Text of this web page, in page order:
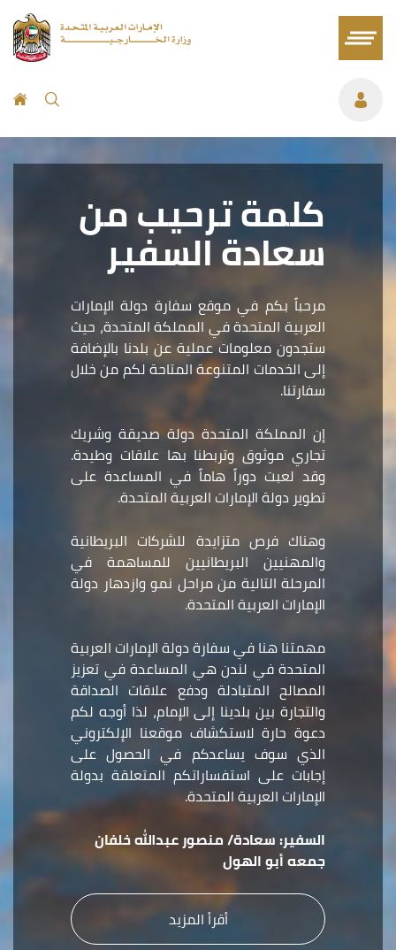
كلمة ترحيب من
سعادة السفير
مرحباً بكم في موقع سفارة دولة الإمارات
العربية المتحدة في المملكة المتحدة، حيث
ستجدون معلومات عملية عن بلدنا بالإضافة
إلى الخدمات المتنوعة المتاحة لكم من خلال
سفارتنا.
إن المملكة المتحدة دولة صديقة وشريك
تجاري موثوق وتربطنا بها علاقات وطيدة.
وقد لعبت دوراً هاماً في المساعدة على
تطوير دولة الإمارات العربية المتحدة.
وهناك فرص متزايدة للشركات البريطانية
والمهنيين البريطانيين للمساهمة في
المرحلة التالية من مراحل نمو وازدهار دولة
الإمارات العربية المتحدة.
مهمتنا هنا في سفارة دولة الإمارات العربية
المتحدة في لندن هي المساعدة في تعزيز
المصالح المتبادلة ودفع علاقات الصداقة
والتجارة بين بلدينا إلى الإمام، لذا أوجه لكم
دعوة حارة لاستكشاف موقعنا الإلكتروني
الذي سوف يساعدكم في الحصول على
إجابات على استفساراتكم المتعلقة بدولة
الإمارات العربية المتحدة.
السفير:سعادة/ منصور عبدالله خلفان
جمعه أبو الهول
أقرأ المزيد